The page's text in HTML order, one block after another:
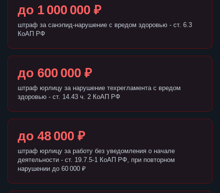
до 1 000 000 ₽
штраф за санэпид-нарушение с вредом здоровью - ст. 6.3
КоАП РФ
до 600 000 ₽
штраф юрлицу за нарушение техрегламента с вредом
здоровью - ст. 14.43 ч. 2 КоАП РФ
до 48 000 ₽
штраф юрлицу за работу без уведомления о начале
деятельности - ст. 19.7.5-1 КоАП РФ, при повторном
нарушении до 60 000 ₽